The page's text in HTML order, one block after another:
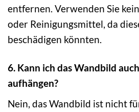
entfernen. Verwenden Sie
oder Reinigungsmittel, da
beschädigen könnten.
6. Kann ich das Wandbild
aufhängen?
Nein, das Wandbild ist nicht